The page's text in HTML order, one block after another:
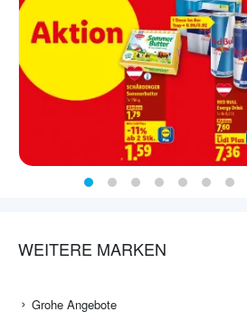
WEITERE MARKEN
Grohe Angebote